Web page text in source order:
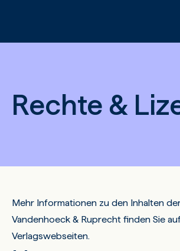
Rechte &
Mehr Informationen zu den Inhalten
Vandenhoeck & Ruprechtfinden Sie
Verlagswebseiten.